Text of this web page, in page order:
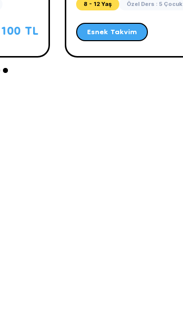
100 TL
8 - 12 Yaş Özel Ders : 5 Çocuk
Esnek Takvim